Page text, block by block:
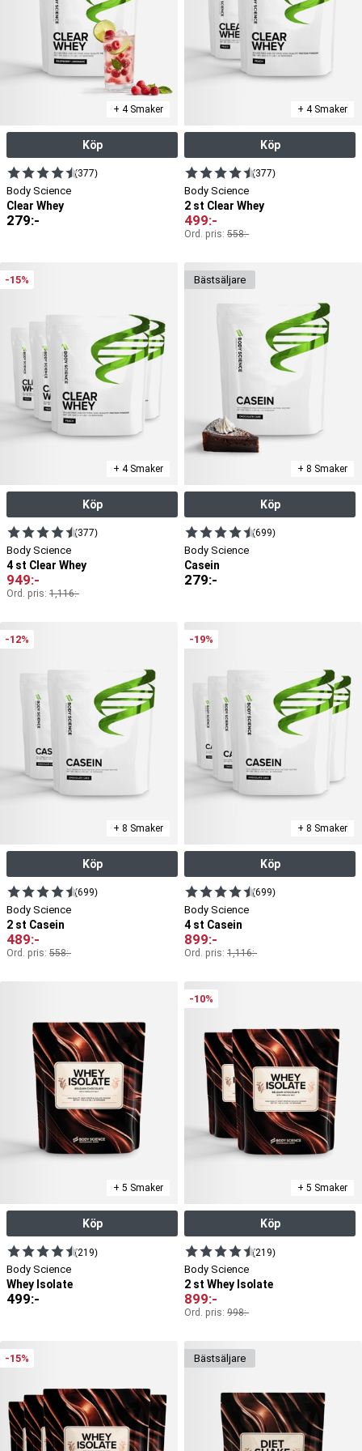
+ 4 Smaker
Köp
(377)
Body Science
Clear Whey
279:-
+ 4 Smaker
Köp
(377)
Body Science
2 st Clear Whey
499:-
Ord. pris: 558:-
-15%
+ 4 Smaker
Köp
(377)
Body Science
4 st Clear Whey
949:-
Ord. pris: 1,116:-
bäst­säljare
+ 8 Smaker
Köp
(699)
Body Science
Casein
279:-
-12%
+ 8 Smaker
Köp
(699)
Body Science
2 st Casein
489:-
Ord. pris: 558:-
-19%
+ 8 Smaker
Köp
(699)
Body Science
4 st Casein
899:-
Ord. pris: 1,116:-
+ 5 Smaker
Köp
(219)
Body Science
Whey Isolate
499:-
-10%
+ 5 Smaker
Köp
(219)
Body Science
2 st Whey Isolate
899:-
Ord. pris: 998:-
-15% bäst­säljare